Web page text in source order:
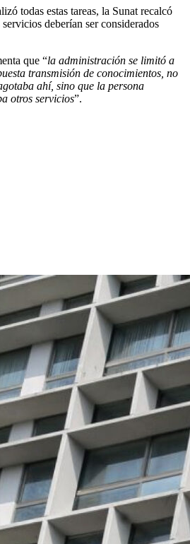
todas estas tareas, la Sunat recalcó
deberían ser considerados
que “la administración se limitó a
transmisión de conocimientos, no
ahí, sino que la persona
otros servicios”.